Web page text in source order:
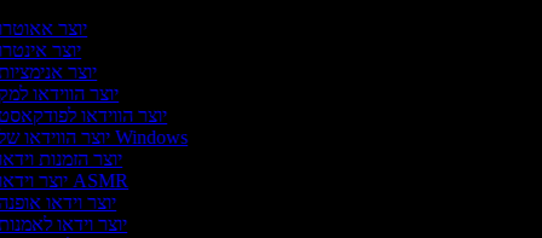
יוצר
יוצר
יוצר
יוצר הווידאו
יוצר הווידאו
יוצר הווידאו של Windows
יוצר הזמנות
יוצר וידאו ASMR
יוצר וידאו
יוצר וידאו